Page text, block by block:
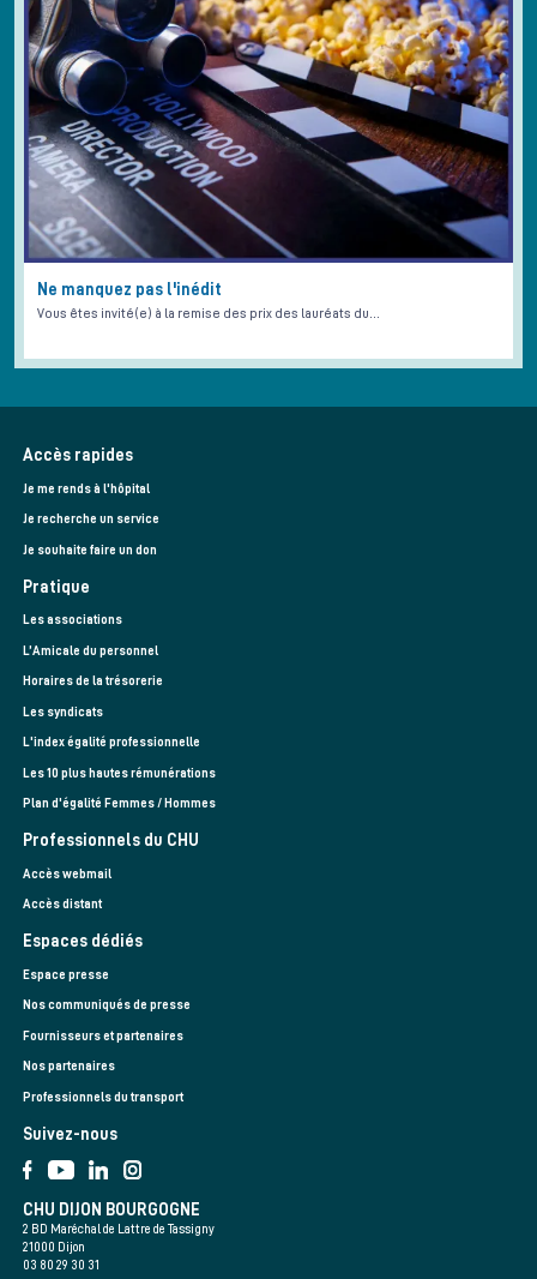
Ne manquez pas l'inédit
Vous êtes invité(e) à la remise des prix des lauréats du…
Accès rapides
Je me rends à l'hôpital
Je recherche un service
Je souhaite faire un don
Pratique
Les associations
L’Amicale du personnel
Horaires de la trésorerie
Les syndicats
L'index égalité professionnelle
Les 10 plus hautes rémunérations
Plan d'égalité Femmes / Hommes
Professionnels du CHU
Accès webmail
Accès distant
Espaces dédiés
Espace presse
Nos communiqués de presse
Fournisseurs et partenaires
Nos partenaires
Professionnels du transport
Suivez-nous
CHU DIJON BOURGOGNE
2 BD Maréchal de Lattre de Tassigny
21000 Dijon
03 80 29 30 31